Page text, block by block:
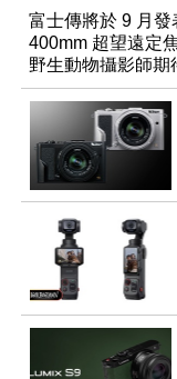
富士傳將於 9 月發
400mm 超望遠定
野生動物攝影師期
滿